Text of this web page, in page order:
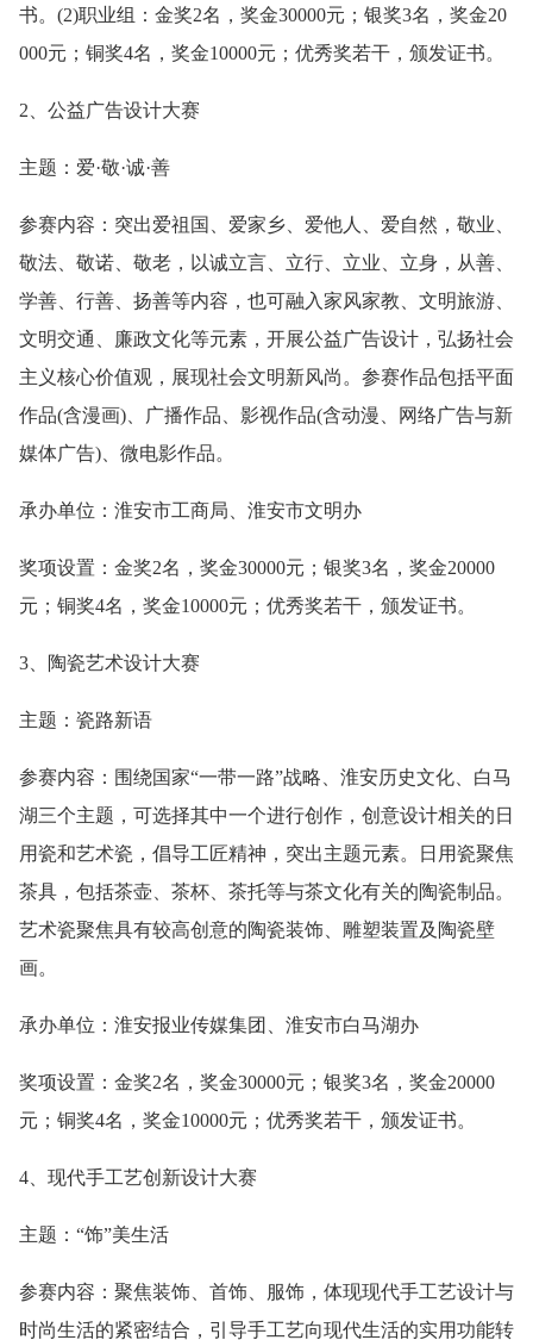
书。(2)职业组：金奖2名，奖金30000元；银奖3名，奖金20
000元；铜奖4名，奖金10000元；优秀奖若干，颁发证书。
2、公益广告设计大赛
主题：爱·敬·诚·善
参赛内容：突出爱祖国、爱家乡、爱他人、爱自然，敬业、
敬法、敬诺、敬老，以诚立言、立行、立业、立身，从善、
学善、行善、扬善等内容，也可融入家风家教、文明旅游、
文明交通、廉政文化等元素，开展公益广告设计，弘扬社会
主义核心价值观，展现社会文明新风尚。参赛作品包括平面
作品(含漫画)、广播作品、影视作品(含动漫、网络广告与新
媒体广告)、微电影作品。
承办单位：淮安市工商局、淮安市文明办
奖项设置：金奖2名，奖金30000元；银奖3名，奖金20000
元；铜奖4名，奖金10000元；优秀奖若干，颁发证书。
3、陶瓷艺术设计大赛
主题：瓷路新语
参赛内容：围绕国家“一带一路”战略、淮安历史文化、白马
湖三个主题，可选择其中一个进行创作，创意设计相关的日
用瓷和艺术瓷，倡导工匠精神，突出主题元素。日用瓷聚焦
茶具，包括茶壶、茶杯、茶托等与茶文化有关的陶瓷制品。
艺术瓷聚焦具有较高创意的陶瓷装饰、雕塑装置及陶瓷壁
画。
承办单位：淮安报业传媒集团、淮安市白马湖办
奖项设置：金奖2名，奖金30000元；银奖3名，奖金20000
元；铜奖4名，奖金10000元；优秀奖若干，颁发证书。
4、现代手工艺创新设计大赛
主题：“饰”美生活
参赛内容：聚焦装饰、首饰、服饰，体现现代手工艺设计与
时尚生活的紧密结合，引导手工艺向现代生活的实用功能转